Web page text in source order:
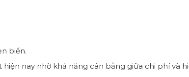
biển.
nay nhờ khả năng cân bằng giữa chi phí và